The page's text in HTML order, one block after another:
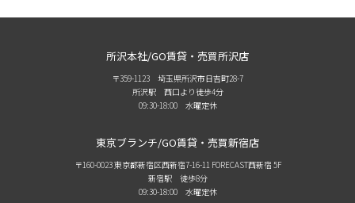
所沢本社/GO賃貸・売買所沢店
〒359-1123 埼玉県所沢市日吉町28-7
所沢駅 西口より徒歩4分
09:30-18:00 水曜定休
東京ブランチ/GO賃貸・売買新宿店
〒160-0023 東京都新宿区西新宿7-16-11 FORECAST西新宿 5F
新宿駅 徒歩8分
09:30-18:00 水曜定休